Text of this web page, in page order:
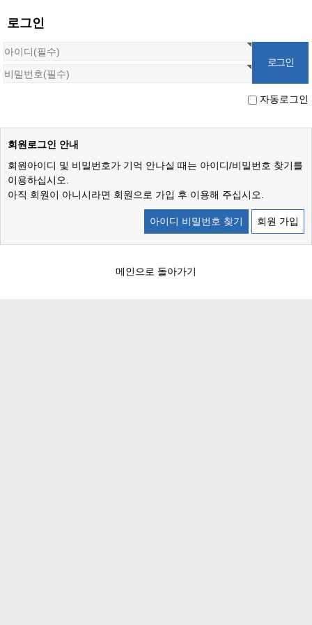
로그인
자동로그인
회원로그인 안내
회원아이디 및 비밀번호가 기억 안나실 때는 아이디/비밀번호 찾기를
이용하십시오.
아직 회원이 아니시라면 회원으로 가입 후 이용해 주십시오.
아이디 비밀번호 찾기 회원 가입
메인으로 돌아가기